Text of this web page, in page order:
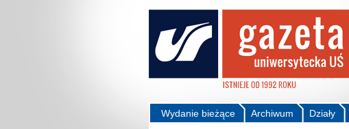
Działy
Archiwum
Wydanie bieżące